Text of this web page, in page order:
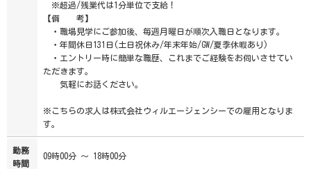
※超過/残業代は1分単位で支給！
【備 考】
・職場見学にご参加後、毎週月曜日が順次入職日となります。
・年間休日131日(土日祝休み/年末年始/GW/夏季休暇あり)
・エントリー時に簡単な職歴、これまでご経験をお伺いさせてい
ただきます。
気軽にお話ください。
※こちらの求人は株式会社ウィルエージェンシーでの雇用となりま
す。
勤務
時間
09時00分 ～ 18時00分